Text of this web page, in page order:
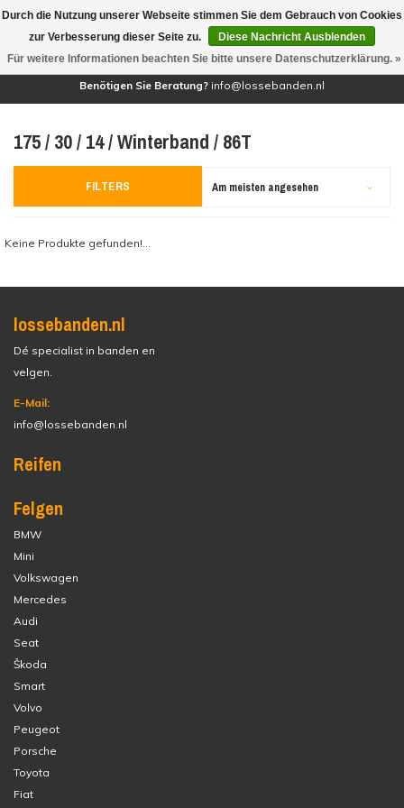
(0)
Benötigen Sie Beratung? info@lossebanden.nl
175 / 30 / 14 / Winterband / 86T
FILTERS Am meisten angesehen
Keine Produkte gefunden!...
lossebanden.nl
Dé specialist in banden en
velgen.
E-Mail:
info@lossebanden.nl
Reifen
Felgen
BMW
Mini
Volkswagen
Mercedes
Audi
Seat
Škoda
Smart
Volvo
Peugeot
Porsche
Toyota
Fiat
Durch die Nutzung unserer Webseite stimmen Sie dem Gebrauch von Cookies
zur Verbesserung dieser Seite zu.
Diese Nachricht Ausblenden
Für weitere Informationen beachten Sie bitte unsere Datenschutzerklärung. »